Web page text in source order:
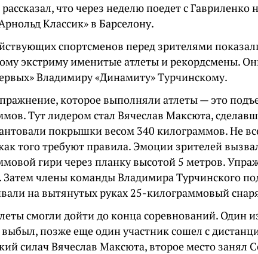
что через неделю поедет с
Классик» в Барселону.
спортсменов перед зрителями
экстриму именитые атлеты и рекордсмены.
Владимиру «Динамиту» Турчинскому.
которое выполняли атлеты — это
Тут лидером стал Вячеслав Максюта,
покрышки весом 340 килограммов. Не
того требуют правила. Эмоции зрителей
гири через планку высотой 5 метров.
Затем члены команды Владимира Турчинского
на вытянутых руках 25-килограммовый
смогли дойти до конца соревнований. Один
позже еще один участник сошел с
силач Вячеслав Максюта, второе место занял